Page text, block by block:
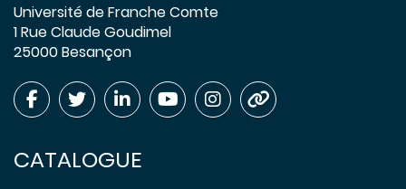
Université de Franche Comte
1 Rue Claude Goudimel
25000 Besançon
CATALOGUE